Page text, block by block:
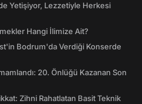
Yetişiyor, Lezzetiyle Herkesi
Hangi İlimize Ait?
Bodrum'da Verdiği Konserde
20. Önlüğü Kazanan Son
Zihni Rahatlatan Basit Teknik